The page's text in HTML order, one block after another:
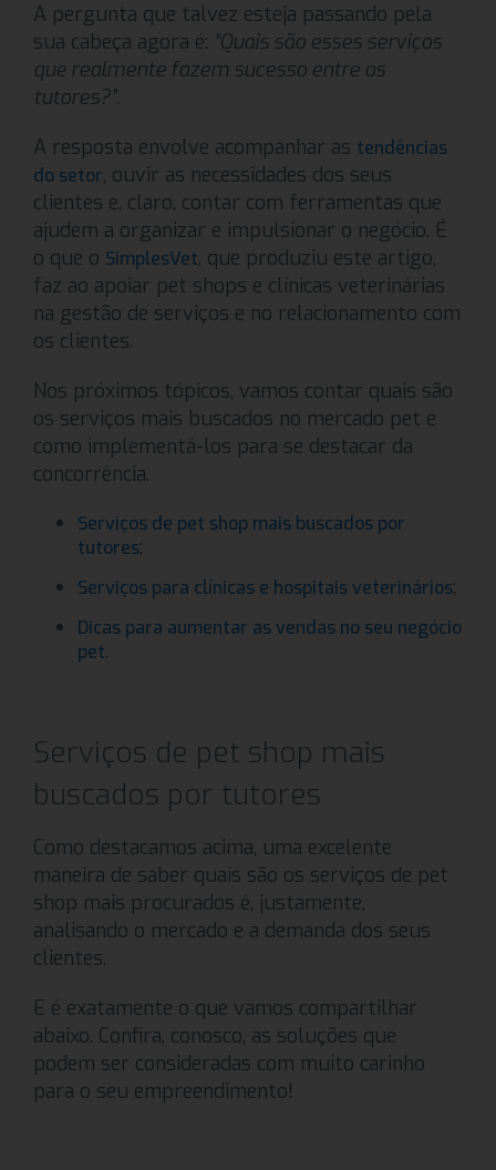
A pergunta que talvez esteja passando pela
sua cabeça agora é: “Quais são esses serviços
que realmente fazem sucesso entre os
tutores?”.
A resposta envolve acompanhar as tendências
do setor, ouvir as necessidades dos seus
clientes e, claro, contar com ferramentas que
ajudem a organizar e impulsionar o negócio. É
o que o SimplesVet, que produziu este artigo,
faz ao apoiar pet shops e clínicas veterinárias
na gestão de serviços e no relacionamento com
os clientes.
Nos próximos tópicos, vamos contar quais são
os serviços mais buscados no mercado pet e
como implementá-los para se destacar da
concorrência.
Serviços de pet shop mais buscados por
tutores;
Serviços para clínicas e hospitais veterinários;
Dicas para aumentar as vendas no seu negócio
pet.
Serviços de pet shop mais
buscados por tutores
Como destacamos acima, uma excelente
maneira de saber quais são os serviços de pet
shop mais procurados é, justamente,
analisando o mercado e a demanda dos seus
clientes.
E é exatamente o que vamos compartilhar
abaixo. Confira, conosco, as soluções que
podem ser consideradas com muito carinho
para o seu empreendimento!